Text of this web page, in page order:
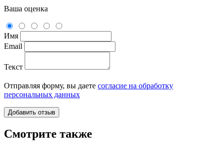
Ваша оценка
Имя
Email
Текст
Отправляя форму, вы даете согласие на обработку
персональных данных
Смотрите также